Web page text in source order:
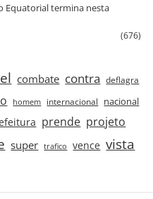
Equatorial termina nesta
(676)
combate contra deflagra
homem internacional nacional
prende projeto
super trafico vence vista